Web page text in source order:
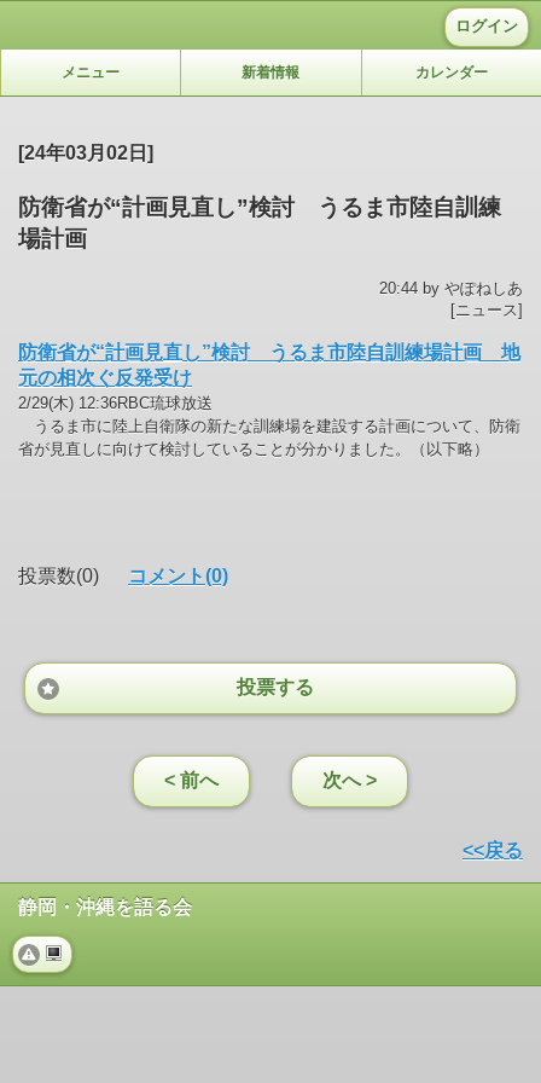
ログイン
メニュー 新着情報 カレンダー
[24年03月02日]
防衛省が“計画見直し”検討 うるま市陸自訓練
場計画
20:44 by やぽねしあ
[ニュース]
防衛省が“計画見直し”検討 うるま市陸自訓練場計画 地
元の相次ぐ反発受け
2/29(木) 12:36RBC琉球放送
うるま市に陸上自衛隊の新たな訓練場を建設する計画について、防衛
省が見直しに向けて検討していることが分かりました。（以下略）
投票数(0) コメント(0)
投票する
< 前へ 次へ >
<<戻る
静岡・沖縄を語る会